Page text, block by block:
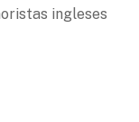
ingleses